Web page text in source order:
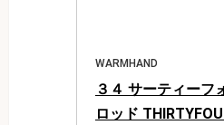
WARMHAND
３４ サーティーフ
ロッド